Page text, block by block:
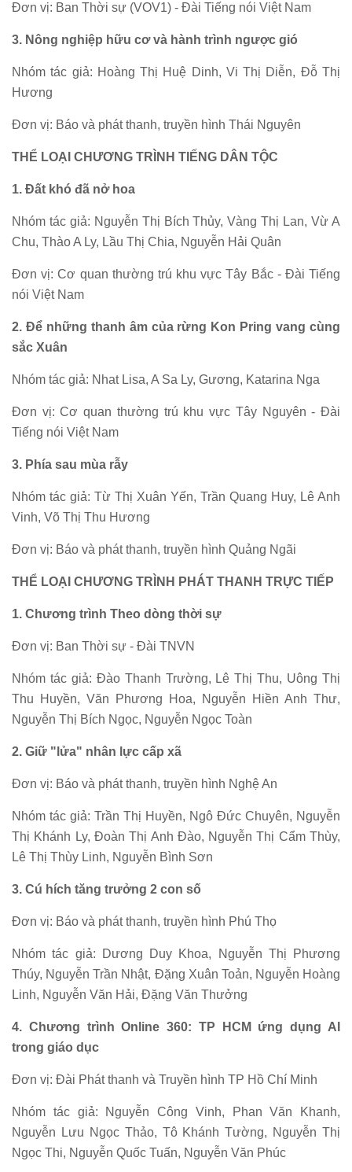
Đơn vị: Ban Thời sự (VOV1) - Đài Tiếng nói Việt Nam
3. Nông nghiệp hữu cơ và hành trình ngược gió
Nhóm tác giả: Hoàng Thị Huệ Dinh, Vi Thị Diễn, Đỗ Thị
Hương
Đơn vị: Báo và phát thanh, truyền hình Thái Nguyên
THỂ LOẠI CHƯƠNG TRÌNH TIẾNG DÂN TỘC
1. Đất khó đã nở hoa
Nhóm tác giả: Nguyễn Thị Bích Thủy, Vàng Thị Lan, Vừ A
Chu, Thào A Ly, Lầu Thị Chia, Nguyễn Hải Quân
Đơn vị: Cơ quan thường trú khu vực Tây Bắc - Đài Tiếng
nói Việt Nam
2. Để những thanh âm của rừng Kon Pring vang cùng
sắc Xuân
Nhóm tác giả: Nhat Lisa, A Sa Ly, Gương, Katarina Nga
Đơn vị: Cơ quan thường trú khu vực Tây Nguyên - Đài
Tiếng nói Việt Nam
3. Phía sau mùa rẫy
Nhóm tác giả: Từ Thị Xuân Yến, Trần Quang Huy, Lê Anh
Vinh, Võ Thị Thu Hương
Đơn vị: Báo và phát thanh, truyền hình Quảng Ngãi
THỂ LOẠI CHƯƠNG TRÌNH PHÁT THANH TRỰC TIẾP
1. Chương trình Theo dòng thời sự
Đơn vị: Ban Thời sự - Đài TNVN
Nhóm tác giả: Đào Thanh Trường, Lê Thị Thu, Uông Thị
Thu Huyền, Văn Phương Hoa, Nguyễn Hiền Anh Thư,
Nguyễn Thị Bích Ngọc, Nguyễn Ngọc Toàn
2. Giữ "lửa" nhân lực cấp xã
Đơn vị: Báo và phát thanh, truyền hình Nghệ An
Nhóm tác giả: Trần Thị Huyền, Ngô Đức Chuyên, Nguyễn
Thị Khánh Ly, Đoàn Thị Anh Đào, Nguyễn Thị Cẩm Thùy,
Lê Thị Thùy Linh, Nguyễn Bình Sơn
3. Cú hích tăng trưởng 2 con số
Đơn vị: Báo và phát thanh, truyền hình Phú Thọ
Nhóm tác giả: Dương Duy Khoa, Nguyễn Thị Phương
Thúy, Nguyễn Trần Nhật, Đặng Xuân Toản, Nguyễn Hoàng
Linh, Nguyễn Văn Hải, Đặng Văn Thưởng
4. Chương trình Online 360: TP HCM ứng dụng AI
trong giáo dục
Đơn vị: Đài Phát thanh và Truyền hình TP Hồ Chí Minh
Nhóm tác giả: Nguyễn Công Vinh, Phan Văn Khanh,
Nguyễn Lưu Ngọc Thảo, Tô Khánh Tường, Nguyễn Thị
Ngọc Thi, Nguyễn Quốc Tuấn, Nguyễn Văn Phúc